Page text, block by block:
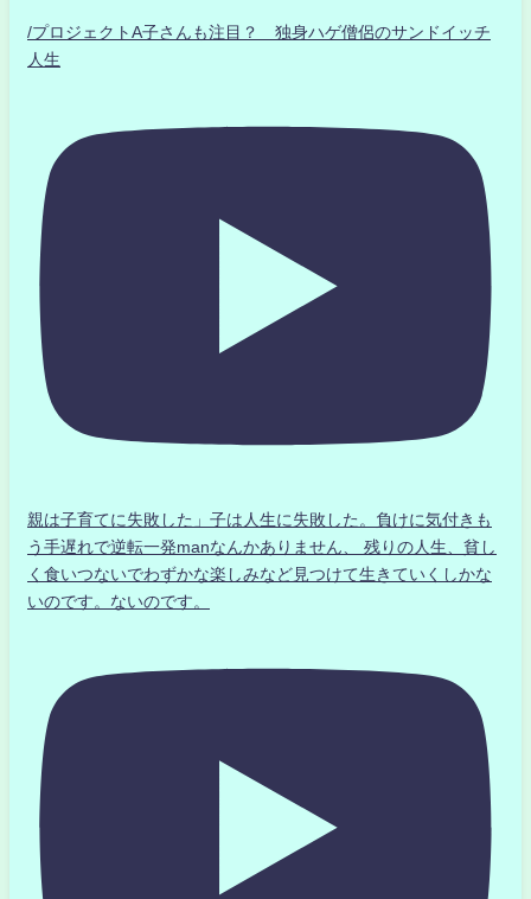
/プロジェクトA子さんも注目？ 独身ハゲ僧侶のサンドイッチ
人生
親は子育てに失敗した」子は人生に失敗した。負けに気付きも
う手遅れで逆転一発manなんかありません、 残りの人生、貧し
く食いつないでわずかな楽しみなど見つけて生きていくしかな
いのです。ないのです。